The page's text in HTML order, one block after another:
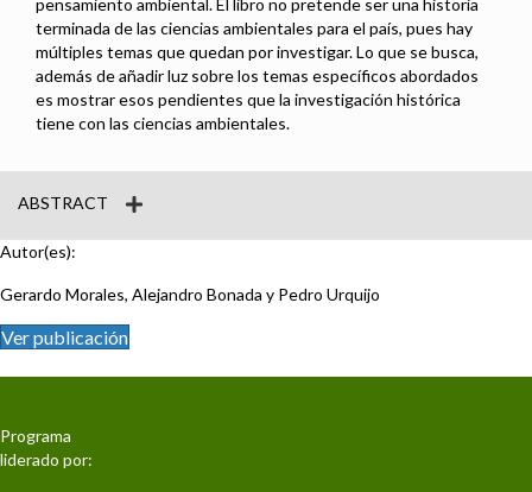
pensamiento ambiental. El libro no pretende ser una historia
terminada de las ciencias ambientales para el país, pues hay
múltiples temas que quedan por investigar. Lo que se busca,
además de añadir luz sobre los temas específicos abordados
es mostrar esos pendientes que la investigación histórica
tiene con las ciencias ambientales.
ABSTRACT
Autor(es):
Gerardo Morales, Alejandro Bonada y Pedro Urquijo
Ver publicación
Programa
liderado por: